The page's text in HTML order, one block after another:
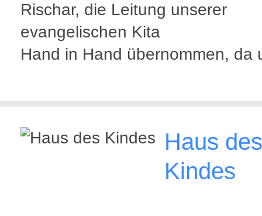
Rischar, die Leitung unserer
evangelischen Kita
Hand in Hand übernommen, da
Haus des
Kindes